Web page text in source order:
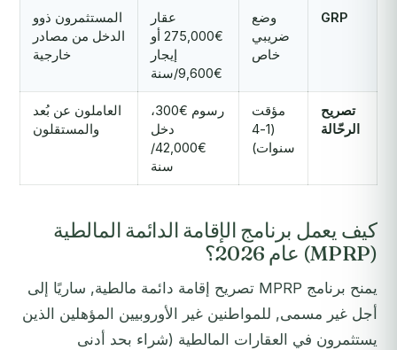
GRP
وضع
ضريبي
خاص
عقار
€275,000 أو
إيجار
€9,600/سنة
المستثمرون ذوو
الدخل من مصادر
خارجية
تصريح
الرحّالة
مؤقت
(1-4
سنوات)
رسوم €300،
دخل
€42,000/
سنة
العاملون عن بُعد
والمستقلون
كيف يعمل برنامج الإقامة الدائمة المالطية
(MPRP) عام 2026؟
يمنح برنامج MPRP تصريح إقامة دائمة مالطية, ساريًا إلى
أجل غير مسمى, للمواطنين غير الأوروبيين المؤهلين الذين
يستثمرون في العقارات المالطية (شراء بحد أدنى